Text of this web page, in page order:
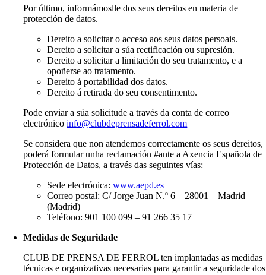
Por último, informámoslle dos seus dereitos en materia de
protección de datos.
Dereito a solicitar o acceso aos seus datos persoais.
Dereito a solicitar a súa rectificación ou supresión.
Dereito a solicitar a limitación do seu tratamento, e a
opoñerse ao tratamento.
Dereito á portabilidad dos datos.
Dereito á retirada do seu consentimento.
Pode enviar a súa solicitude a través da conta de correo
electrónicoinfo@clubdeprensadeferrol.com
Se considera que non atendemos correctamente os seus dereitos,
poderá formular unha reclamación #ante a Axencia Española de
Protección de Datos, a través das seguintes vías:
Sede electrónica:www.aepd.es
Correo postal: C/ Jorge Juan N.º 6 – 28001 – Madrid
(Madrid)
Teléfono: 901 100 099 – 91 266 35 17
Medidas de Seguridade
CLUB DE PRENSA DE FERROL ten implantadas as medidas
técnicas e organizativas necesarias para garantir a seguridade dos